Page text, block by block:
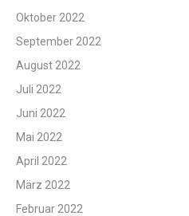
Oktober 2022
September 2022
August 2022
Juli 2022
Juni 2022
Mai 2022
April 2022
März 2022
Februar 2022